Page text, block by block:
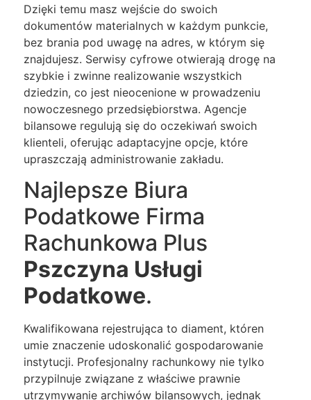
Dzięki temu masz wejście do swoich
dokumentów materialnych w każdym punkcie,
bez brania pod uwagę na adres, w którym się
znajdujesz. Serwisy cyfrowe otwierają drogę na
szybkie i zwinne realizowanie wszystkich
dziedzin, co jest nieocenione w prowadzeniu
nowoczesnego przedsiębiorstwa. Agencje
bilansowe regulują się do oczekiwań swoich
klienteli, oferując adaptacyjne opcje, które
upraszczają administrowanie zakładu.
Najlepsze Biura
Podatkowe Firma
Rachunkowa Plus
Pszczyna Usługi
Podatkowe.
Kwalifikowana rejestrująca to diament, któren
umie znaczenie udoskonalić gospodarowanie
instytucji. Profesjonalny rachunkowy nie tylko
przypilnuje związane z właściwe prawnie
utrzymywanie archiwów bilansowych, jednak